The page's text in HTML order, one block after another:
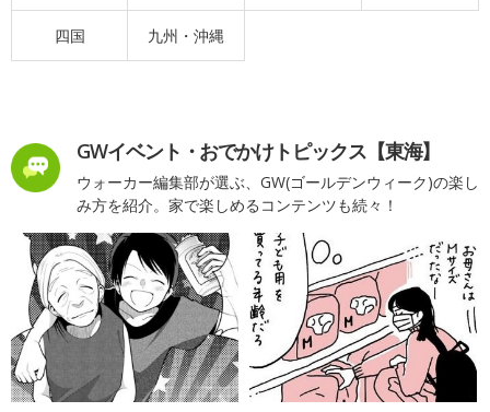
四国 九州・沖縄
GWイベント・おでかけトピックス【東海】
ウォーカー編集部が選ぶ、GW(ゴールデンウィーク)の楽し
み方を紹介。家で楽しめるコンテンツも続々！